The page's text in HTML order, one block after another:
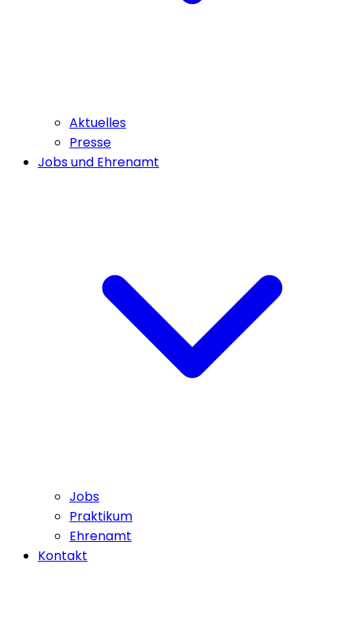
Aktuelles
Presse
Jobs und Ehrenamt
Jobs
Praktikum
Ehrenamt
Kontakt